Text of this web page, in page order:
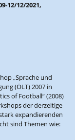
12/12/2021,
„Sprache und
(ÖLT) 2007 in
of Football“ (2008)
der derzeitige
expandierenden
sind Themen wie: